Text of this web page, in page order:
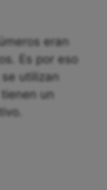
eran
Es por eso
utilizan
un